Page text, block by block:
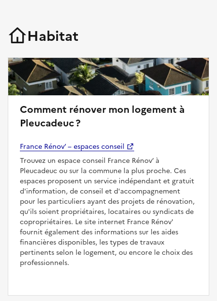
Habitat
Comment rénover mon logement à
Pleucadeuc ?
France Rénov’ – espaces conseil
Trouvez un espace conseil France Rénov’ à
Pleucadeuc ou sur la commune la plus proche. Ces
espaces proposent un service indépendant et gratuit
d'information, de conseil et d'accompagnement
pour les particuliers ayant des projets de rénovation,
qu'ils soient propriétaires, locataires ou syndicats de
copropriétaires. Le site internet France Rénov'
fournit également des informations sur les aides
financières disponibles, les types de travaux
pertinents selon le logement, ou encore le choix des
professionnels.